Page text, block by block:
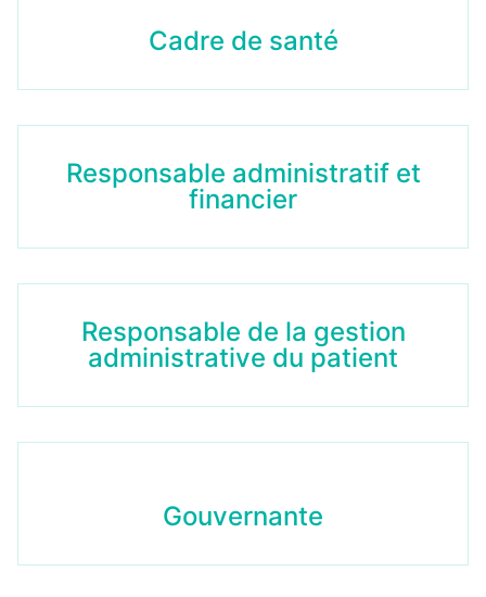
Cadre de santé
Responsable administratif et
financier
Responsable de la gestion
administrative du patient
Gouvernante